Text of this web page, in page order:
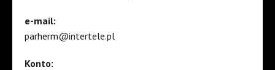
e-mail:
parherm@intertele.pl
Konto: